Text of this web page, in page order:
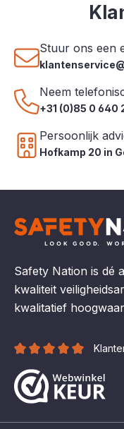
Stuur ons een
Neem
+31 (0)85 0 640
Persoonlijk
Hofkamp 20 in
Safety Nation is dé
kwaliteit
kwalitatief